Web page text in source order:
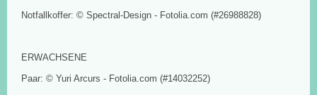
Notfallkoffer: © Spectral-Design - Fotolia.com (#26988828)
ERWACHSENE
Paar: © Yuri Arcurs - Fotolia.com (#14032252)